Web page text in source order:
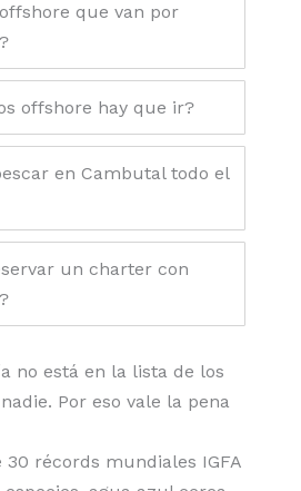
que van por
offshore hay que ir?
en Cambutal todo el
un charter con
no está en la lista de los
Por eso vale la pena
30 récords mundiales IGFA